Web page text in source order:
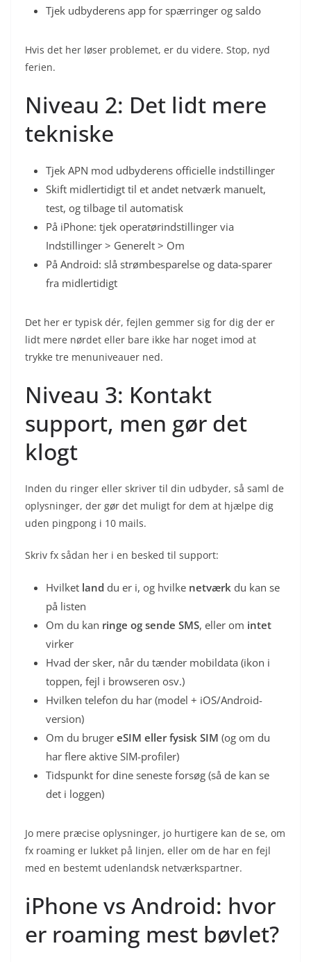
Tjek udbyderens app for spærringer og saldo
Hvis det her løser problemet, er du videre. Stop, nyd
ferien.
Niveau 2: Det lidt mere
tekniske
Tjek APN mod udbyderens officielle indstillinger
Skift midlertidigt til et andet netværk manuelt,
test, og tilbage til automatisk
På iPhone: tjek operatørindstillinger via
Indstillinger > Generelt > Om
På Android: slå strømbesparelse og data-sparer
fra midlertidigt
Det her er typisk dér, fejlen gemmer sig for dig der er
lidt mere nørdet eller bare ikke har noget imod at
trykke tre menuniveauer ned.
Niveau 3: Kontakt
support, men gør det
klogt
Inden du ringer eller skriver til din udbyder, så saml de
oplysninger, der gør det muligt for dem at hjælpe dig
uden pingpong i 10 mails.
Skriv fx sådan her i en besked til support:
Hvilket land du er i, og hvilke netværk du kan se
på listen
Om du kan ringe og sende SMS, eller om intet
virker
Hvad der sker, når du tænder mobildata (ikon i
toppen, fejl i browseren osv.)
Hvilken telefon du har (model + iOS/Android-
version)
Om du bruger eSIM eller fysisk SIM (og om du
har flere aktive SIM-profiler)
Tidspunkt for dine seneste forsøg (så de kan se
det i loggen)
Jo mere præcise oplysninger, jo hurtigere kan de se, om
fx roaming er lukket på linjen, eller om de har en fejl
med en bestemt udenlandsk netværkspartner.
iPhone vs Android: hvor
er roaming mest bøvlet?